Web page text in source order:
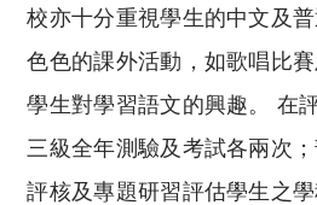
校亦十分重視學生的中文及
色色的課外活動，如歌唱比
學生對學習語文的興趣。
在
三級全年測驗及考試各兩次
評核及專題研習評估學生之